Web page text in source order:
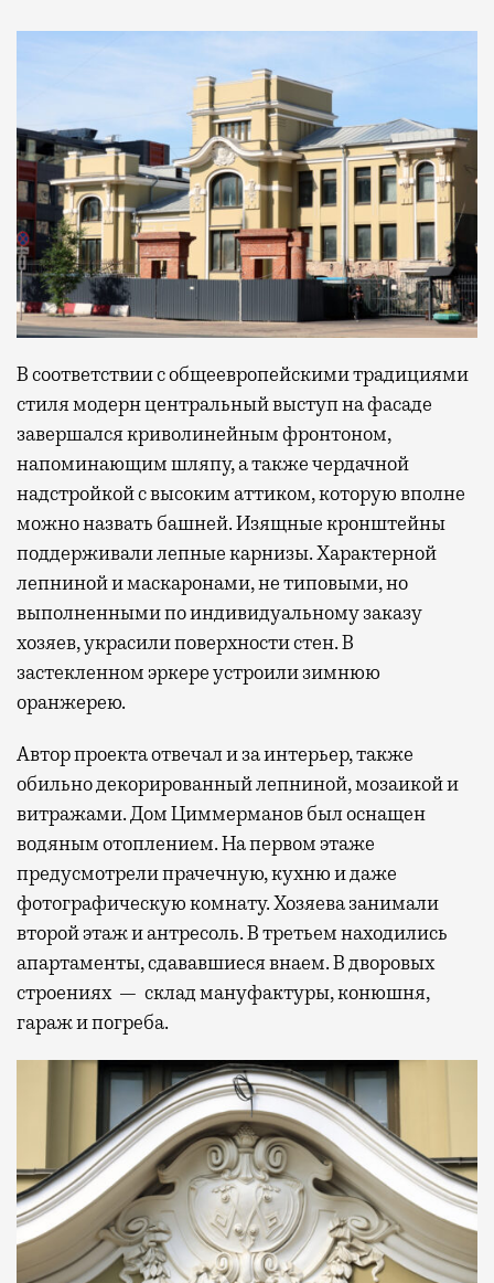
В соответствии с общеевропейскими традициями
стиля модерн центральный выступ на фасаде
завершался криволинейным фронтоном,
напоминающим шляпу, а также чердачной
надстройкой с высоким аттиком, которую вполне
можно назвать башней. Изящные кронштейны
поддерживали лепные карнизы. Характерной
лепниной и маскаронами, не типовыми, но
выполненными по индивидуальному заказу
хозяев, украсили поверхности стен. В
застекленном эркере устроили зимнюю
оранжерею.
Автор проекта отвечал и за интерьер, также
обильно декорированный лепниной, мозаикой и
витражами. Дом Циммерманов был оснащен
водяным отоплением. На первом этаже
предусмотрели прачечную, кухню и даже
фотографическую комнату. Хозяева занимали
второй этаж и антресоль. В третьем находились
апартаменты, сдававшиеся внаем. В дворовых
строениях — склад мануфактуры, конюшня,
гараж и погреба.